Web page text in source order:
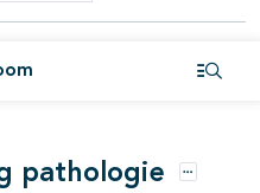
pathologie Opties